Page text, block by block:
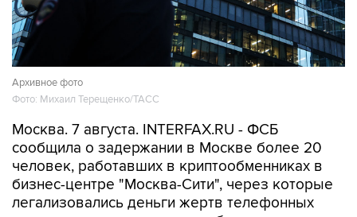
Архивное фото
Фото: Михаил Терещенко/ТАСС
Москва. 7 августа. INTERFAX.RU - ФСБ
сообщила о задержании в Москве более 20
человек, работавших в криптообменниках в
бизнес-центре "Москва-Сити", через которые
легализовались деньги жертв телефонных